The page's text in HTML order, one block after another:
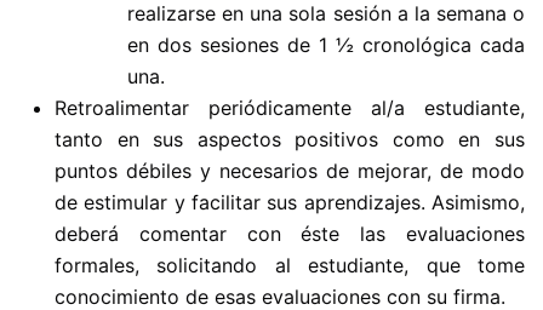
realizarse en una sola sesión a la semana o
en dos sesiones de 1 ½ cronológica cada
una.
Retroalimentar periódicamente al/a estudiante,
tanto en sus aspectos positivos como en sus
puntos débiles y necesarios de mejorar, de modo
de estimular y facilitar sus aprendizajes. Asimismo,
deberá comentar con éste las evaluaciones
formales, solicitando al estudiante, que tome
conocimiento de esas evaluaciones con su firma.